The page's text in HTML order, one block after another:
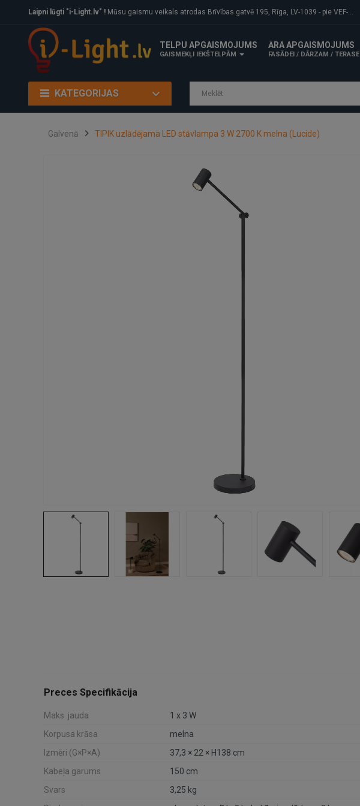
Laipni lūgti "i-Light.lv" ! Mūsu gaismu veikals atrodas Brīvības gatvē 195, Rīga, LV-1039 - pie VEF-Gaisa tilta.
TELPU APGAISMOJUMS
GAISMEKĻI IEKŠTELPĀM
ĀRA APGAISMOJUMS
FASĀDEI / DĀRZAM / TERASEI
KATEGORIJAS
Galvenā TIPIK uzlādējama LED stāvlampa 3 W 2700 K melna (Lucide)
Preces Specifikācija
Maks. jauda 1 x 3 W
Korpusa krāsa
melna
Izmēri (G×P×A)
37,3 × 22 × H138 cm
Kabeļa garums
150 cm
Svars
3,25 kg